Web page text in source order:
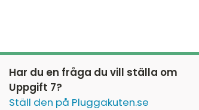
Har du en fråga du vill ställa om
Uppgift 7?
Ställ den på Pluggakuten.se